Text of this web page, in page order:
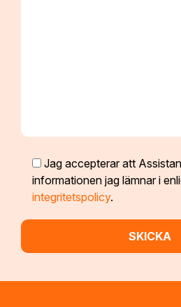
Jag accepterar att
informationen jag lämnar i
integritetspolicy.